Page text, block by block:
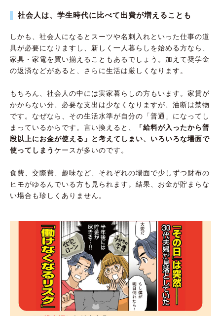
社会人は、学生時代に比べて出費が増えることも
しかも、社会人になるとスーツや名刺入れといった仕事の道
具が必要になりますし、新しく一人暮らしを始める方なら、
家具・家電を買い揃えることもあるでしょう。加えて奨学金
の返済などがあると、さらに生活は厳しくなります。
もちろん、社会人の中には実家暮らしの方もいます。家賃が
かからない分、必要な支出は少なくなりますが、油断は禁物
です。なぜなら、その生活水準が自分の「普通」になってし
まっているからです。言い換えると、
「給料が入ったから普
段以上にお金が使える」と考えてしまい、いろいろな場面で
使ってしまう ケースが多いのです。
食費、交際費、趣味など、それぞれの場面で少しずつ財布の
ヒモがゆるんでいる方も見られます。結果、お金が貯まらな
い場合も珍しくありません。